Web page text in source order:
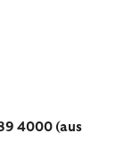
4000 (aus